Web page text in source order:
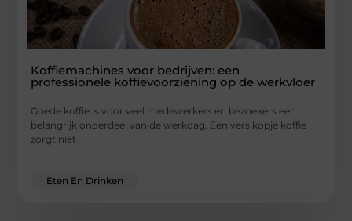
Koffiemachines voor bedrijven: een
professionele koffievoorziening op de werkvloer
Goede koffie is voor veel medewerkers en bezoekers een
belangrijk onderdeel van de werkdag. Een vers kopje koffie
zorgt niet
Eten En Drinken